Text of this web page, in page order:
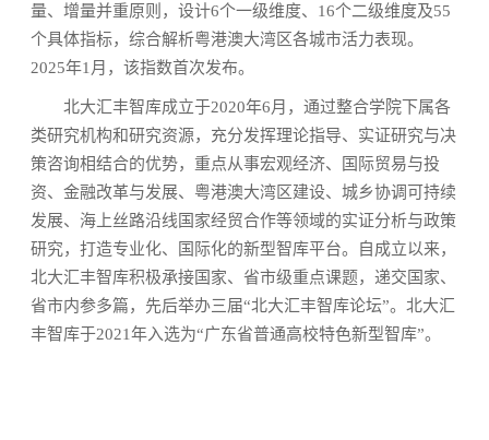
量、增量并重原则，设计6个一级维度、16个二级维度及55
个具体指标，综合解析粤港澳大湾区各城市活力表现。
2025年1月，该指数首次发布。
北大汇丰智库成立于2020年6月，通过整合学院下属各
类研究机构和研究资源，充分发挥理论指导、实证研究与决
策咨询相结合的优势，重点从事宏观经济、国际贸易与投
资、金融改革与发展、粤港澳大湾区建设、城乡协调可持续
发展、海上丝路沿线国家经贸合作等领域的实证分析与政策
研究，打造专业化、国际化的新型智库平台。自成立以来，
北大汇丰智库积极承接国家、省市级重点课题，递交国家、
省市内参多篇，先后举办三届“北大汇丰智库论坛”。北大汇
丰智库于2021年入选为“广东省普通高校特色新型智库”。